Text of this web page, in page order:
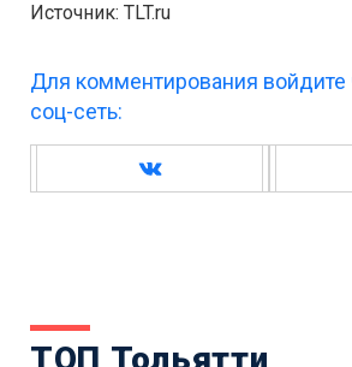
Источник: TLT.ru
Для комментирования
соц-сеть: